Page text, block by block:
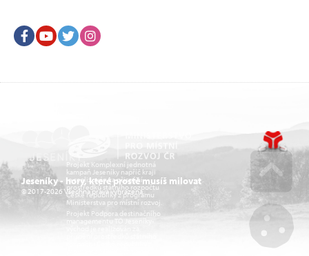
FacebookYoutubeTwitter
Jeseníky - hory, které prostě musíš milovat
© 2017-2026 Všechna práva vyhrazena.
Projekt Komplexní jednotná
kampaň Jeseníky napříč kraji
je realizován za přispění
prostředků státního rozpočtu
České republiky z programu
Ministerstva pro místní rozvoj.
Projekt Podpora destinačního
managementu TO Jeseníky-
Go